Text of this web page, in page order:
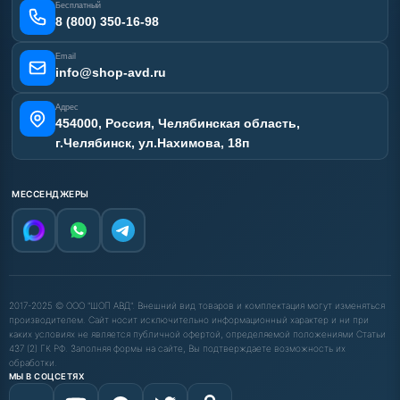
Карта сайта
Бесплатный
8 (800) 350-16-98
Email
info@shop-avd.ru
Адрес
454000, Россия, Челябинская область,
г.Челябинск, ул.Нахимова, 18п
МЕССЕНДЖЕРЫ
2017-2025 © ООО "ШОП АВД". Внешний вид товаров и комплектация могут изменяться
производителем. Сайт носит исключительно информационный характер и ни при
каких условиях не является публичной офертой, определяемой положениями Статьи
437 (2) ГК РФ. Заполняя формы на сайте, Вы подтверждаете возможность их
обработки.
МЫ В СОЦСЕТЯХ